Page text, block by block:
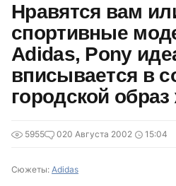
Нравятся вам
спортивные
Adidas, Pony
вписывается в
городской
5955 020 Августа 2002 15:04
Сюжеты: Adidas